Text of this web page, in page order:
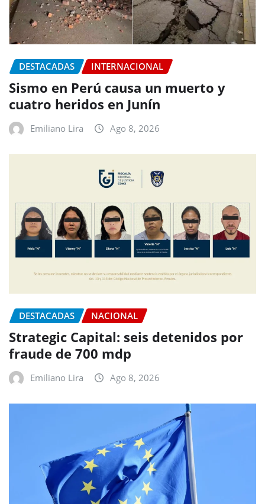
DESTACADAS INTERNACIONAL
Sismo en Perú causa un muerto y
cuatro heridos en Junín
Emiliano Lira Ago 8, 2026
DESTACADAS NACIONAL
Strategic Capital: seis detenidos por
fraude de 700 mdp
Emiliano Lira Ago 8, 2026